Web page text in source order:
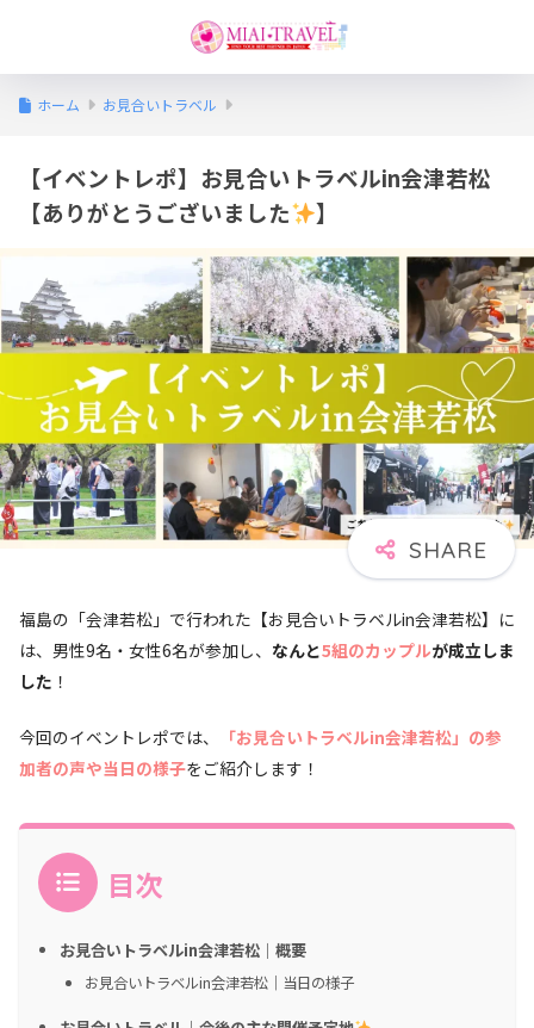
ホーム お見合いトラベル
【イベントレポ】お見合いトラベルin会津若松
【ありがとうございました
】
福島の「会津若松」で行われた【お見合いトラベルin会津若松】に
は、男性9名・女性6名が参加し、 なんと5組のカップルが成立しま
した ！
今回のイベントレポでは、 「お見合いトラベルin会津若松」の参
加者の声や当日の様子をご紹介します！
目次
お見合いトラベルin会津若松｜概要
お見合いトラベルin会津若松｜当日の様子